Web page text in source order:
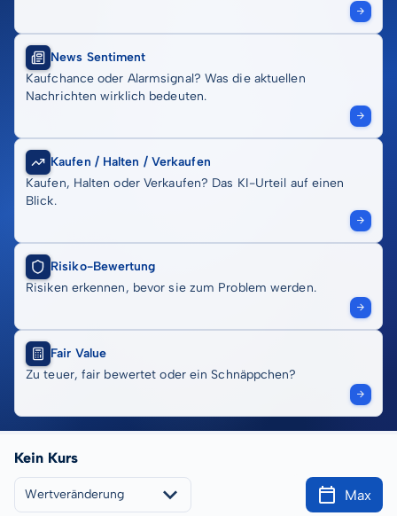
News Sentiment
Kaufchance oder Alarmsignal? Was die aktuellen
Nachrichten wirklich bedeuten.
Kaufen / Halten / Verkaufen
Kaufen, Halten oder Verkaufen? Das KI-Urteil auf einen
Blick.
Risiko-Bewertung
Risiken erkennen, bevor sie zum Problem werden.
Fair Value
Zu teuer, fair bewertet oder ein Schnäppchen?
Kein Kurs
Wertveränderung Max